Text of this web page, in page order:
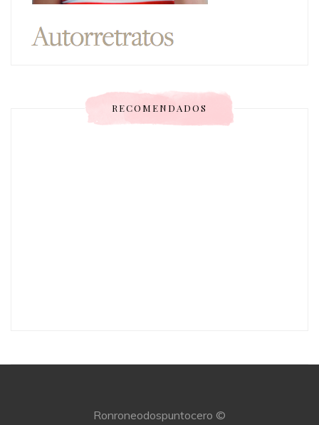
RECOMENDADOS
Ronroneodospuntocero ©